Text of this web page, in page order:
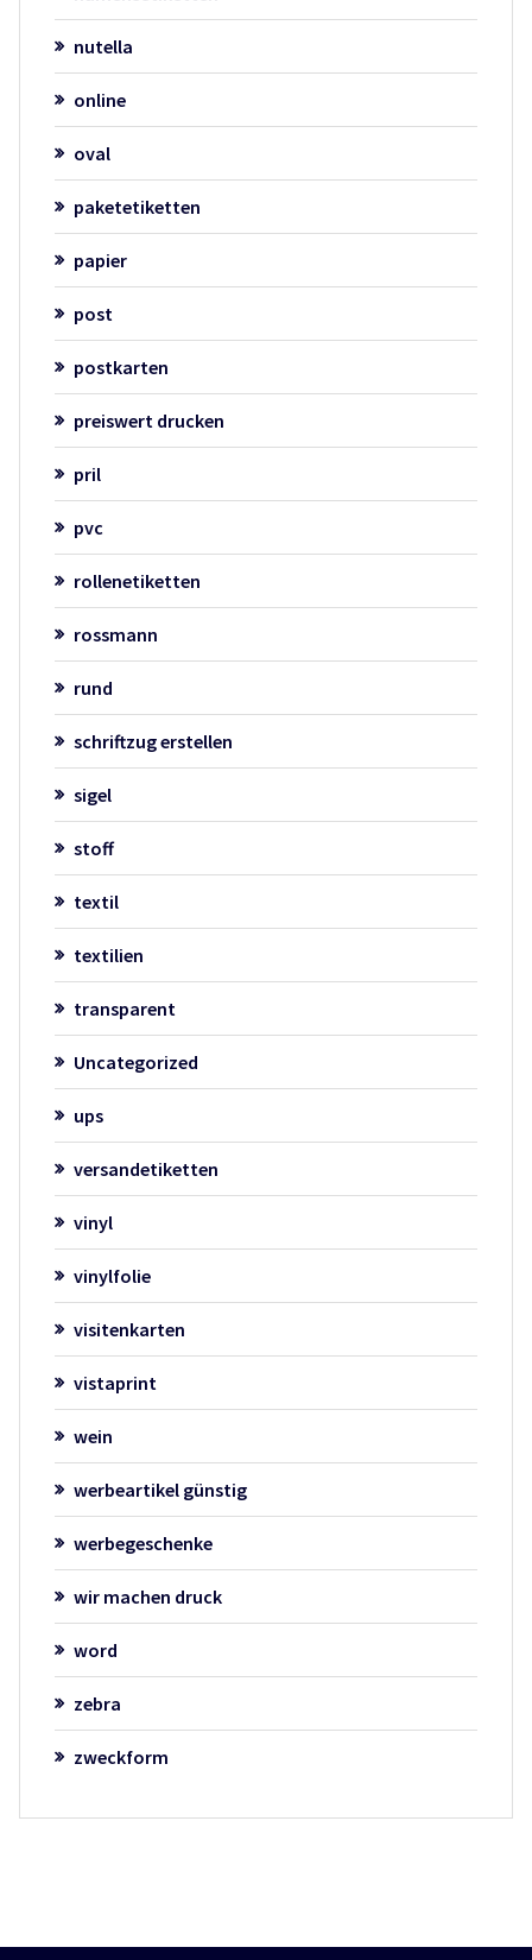
nutella
online
oval
paketetiketten
papier
post
postkarten
preiswert drucken
pril
pvc
rollenetiketten
rossmann
rund
schriftzug erstellen
sigel
stoff
textil
textilien
transparent
Uncategorized
ups
versandetiketten
vinyl
vinylfolie
visitenkarten
vistaprint
wein
werbeartikel günstig
werbegeschenke
wir machen druck
word
zebra
zweckform